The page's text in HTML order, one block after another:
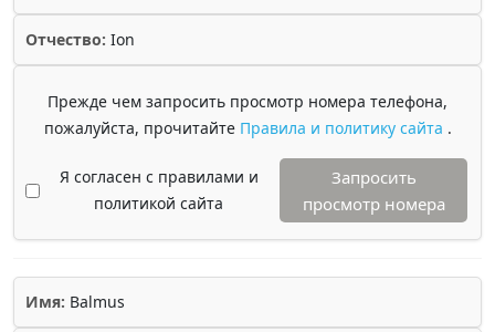
Отчество: Ion
Прежде чем запросить просмотр номера телефона,
пожалуйста, прочитайте Правила и политику сайта .
Я согласен с правилами и
политикой сайта
Запросить
просмотр номера
Имя: Balmus